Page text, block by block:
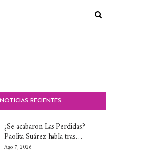
NOTICIAS RECIENTES
¿Se acabaron Las Perdidas?
Paolita Suárez habla tras…
Ago 7, 2026